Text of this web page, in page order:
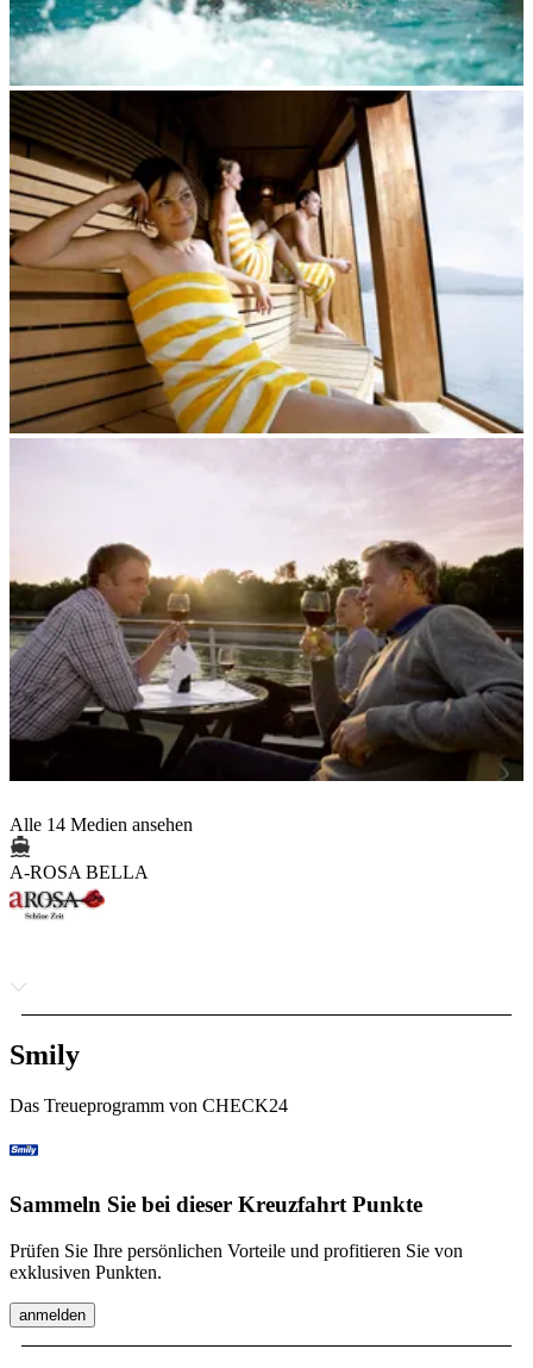
Alle 14 Medien ansehen
A-ROSA BELLA
Smily
Das Treueprogramm von CHECK24
Sammeln Sie bei dieser Kreuzfahrt Punkte
Prüfen Sie Ihre persönlichen Vorteile und profitieren Sie von
exklusiven Punkten.
anmelden